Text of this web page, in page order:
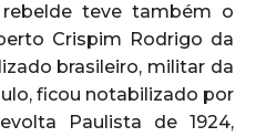
teve também o
Crispim Rodrigo da
brasileiro, militar da
ficou notabilizado por
Paulista de 1924,